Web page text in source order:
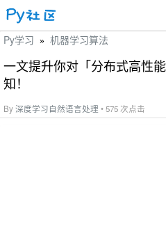
Py学习 » 机器学习算法
一文提升你对「分布式高性
知！
By深度学习自然语言处理 • 575 次点击